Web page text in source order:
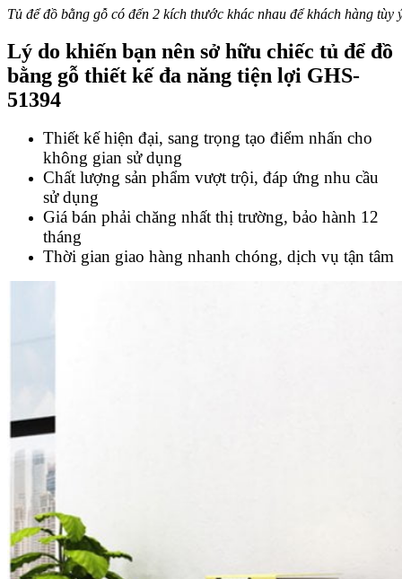
Tủ để đồ bằng gỗ có đến 2 kích thước khác nhau để khách hàng tùy
Lý do khiến bạn nên sở hữu chiếc tủ để đồ
bằng gỗ thiết kế đa năng tiện lợi GHS-
51394
Thiết kế hiện đại, sang trọng tạo điểm nhấn cho
không gian sử dụng
Chất lượng sản phẩm vượt trội, đáp ứng nhu cầu
sử dụng
Giá bán phải chăng nhất thị trường, bảo hành 12
tháng
Thời gian giao hàng nhanh chóng, dịch vụ tận tâm